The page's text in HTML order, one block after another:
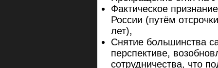
Фактическое
России (путём
лет),
Снятие большинства
перспективе,
сотрудничества, что